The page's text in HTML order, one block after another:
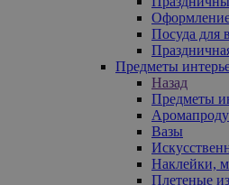
Посуда для
Предметы
Назад
Предметы
Вазы
Наклейки,
Плетеные